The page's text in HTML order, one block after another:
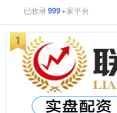
已收录999+家平台